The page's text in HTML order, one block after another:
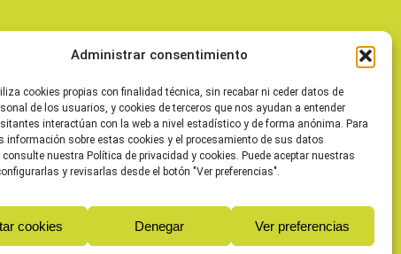
Administrar consentimiento
cookies propias con finalidad técnica, sin recabar ni ceder datos de
de los usuarios, y cookies de terceros que nos ayudan a entender
interactúan con la web a nivel estadístico y de forma anónima. Para
información sobre estas cookies y el procesamiento de sus datos
nuestra Política de privacidad y cookies. Puede aceptar nuestras
y revisarlas desde el botón "Ver preferencias".
cookies Denegar Ver preferencias